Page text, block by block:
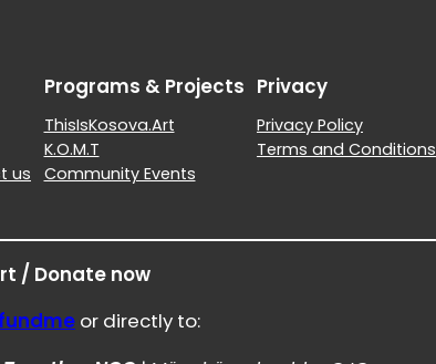
us
Programs & Projects
ThisIsKosova.Art
K.O.M.T
Community Events
Privacy
Privacy Policy
Terms and Conditions
/ Donate now
or directly to: